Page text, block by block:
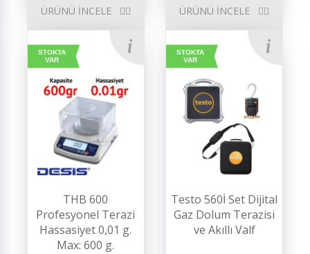
ÜRÜNÜ İNCELE ÜRÜNÜ İNCELE
STOKTA
VAR
THB 600
Profesyonel Terazi
Hassasiyet 0,01 g.
Max: 600 g.
STOKTA
VAR
Testo 560İ Set Dijital
Gaz Dolum Terazisi
ve Akıllı Valf